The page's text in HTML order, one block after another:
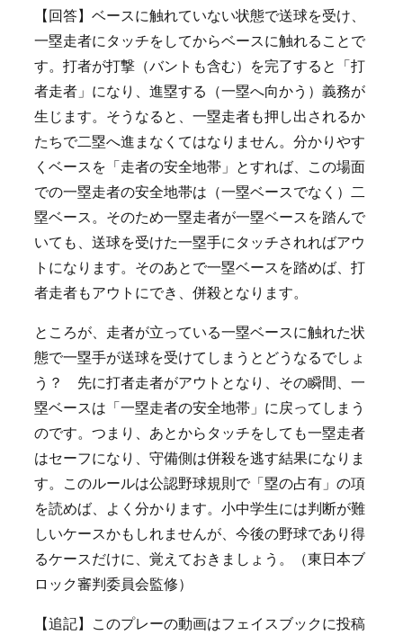
【回答】ベースに触れていない状態で送球を受け、
一塁走者にタッチをしてからベースに触れることで
す。打者が打撃（バントも含む）を完了すると「打
者走者」になり、進塁する（一塁へ向かう）義務が
生じます。そうなると、一塁走者も押し出されるか
たちで二塁へ進まなくてはなりません。分かりやす
くベースを「走者の安全地帯」とすれば、この場面
での一塁走者の安全地帯は（一塁ベースでなく）二
塁ベース。そのため一塁走者が一塁ベースを踏んで
いても、送球を受けた一塁手にタッチされればアウ
トになります。そのあとで一塁ベースを踏めば、打
者走者もアウトにでき、併殺となります。
ところが、走者が立っている一塁ベースに触れた状
態で一塁手が送球を受けてしまうとどうなるでしょ
う？ 先に打者走者がアウトとなり、その瞬間、一
塁ベースは「一塁走者の安全地帯」に戻ってしまう
のです。つまり、あとからタッチをしても一塁走者
はセーフになり、守備側は併殺を逃す結果になりま
す。このルールは公認野球規則で「塁の占有」の項
を読めば、よく分かります。小中学生には判断が難
しいケースかもしれませんが、今後の野球であり得
るケースだけに、覚えておきましょう。（東日本ブ
ロック審判委員会監修）
【追記】このプレーの動画はフェイスブックに投稿